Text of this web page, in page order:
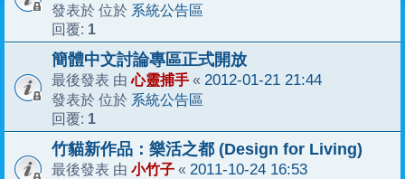
發表於 位於 系統公告區
回覆: 1
簡體中文討論專區正式開放
最後發表 由心靈捕手 « 2012-01-21 21:44
發表於 位於 系統公告區
回覆: 1
竹貓新作品：樂活之都 (Design for Living)
最後發表 由 小竹子 « 2011-10-24 16:53